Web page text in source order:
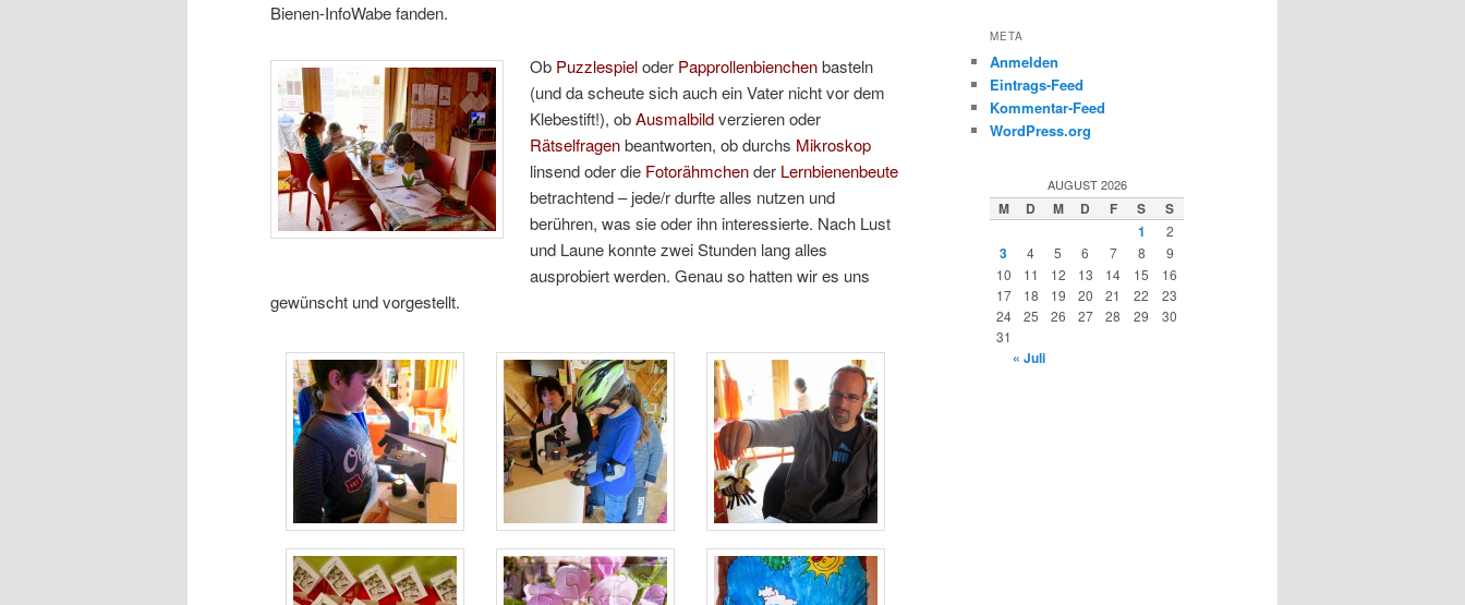
Bienen-InfoWabe fanden.
Ob Puzzlespieloder Papprollenbienchenbasteln
(und da scheute sich auch ein Vater nicht vor dem
Klebestift!), obAusmalbildverzieren oder
Rätselfragenbeantworten, ob durchs Mikroskop
linsend oder die Fotorähmchender Lernbienenbeute
betrachtend – jede/r durfte alles nutzen und
berühren, was sie oder ihn interessierte. Nach Lust
und Laune konnte zwei Stunden lang alles
ausprobiert werden. Genau so hatten wir es uns
gewünscht und vorgestellt.
META
Anmelden
Eintrags-Feed
Kommentar-Feed
WordPress.org
AUGUST 2026
M D M D F S
S
1
2
3 4 5 6 7 8
9
10
11 12 13 14 15
16
17
18 19 20 21 22
23
24
25 26 27 28 29
30
31
« Juli